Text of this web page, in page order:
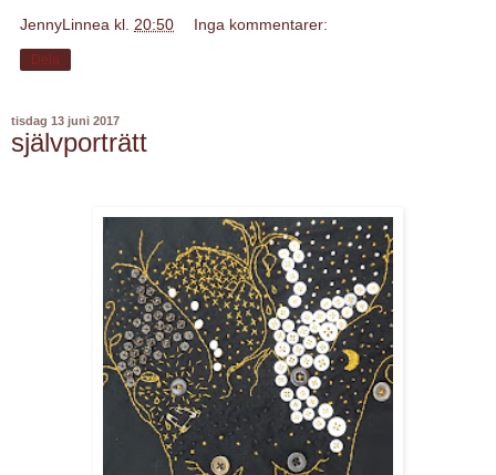
JennyLinnea kl. 20:50 Inga kommentarer:
Dela
tisdag 13 juni 2017
självporträtt